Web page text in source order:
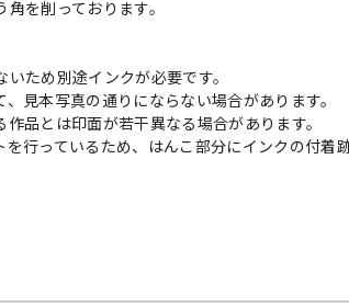
を削っております。
ため別途インクが必要です。
見本写真の通りにならない場合があります。
品とは印面が若干異なる場合があります。
を行っているため、はんこ部分にインクの付